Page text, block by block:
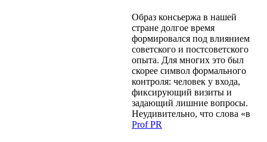
Образ консьержа в нашей
стране долгое время
формировался под влиянием
советского и постсоветского
опыта. Для многих это был
скорее символ формального
контроля: человек у входа,
фиксирующий визиты и
задающий лишние вопросы.
Неудивительно, что слова «в
Prof PR